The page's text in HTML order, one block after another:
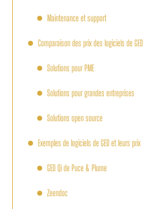
Maintenance et support
Comparaison des prix des logiciels de GED
Solutions pour PME
Solutions pour grandes entreprises
Solutions open source
Exemples de logiciels de GED et leurs prix
GED Qi de Puce & Plume
Zeendoc